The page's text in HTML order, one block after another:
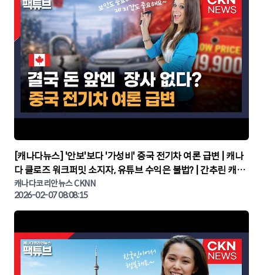
▶
[캐나다뉴스] '안보'보다 '가성비' 중국 전기차 여론 급변 | 캐나
다 클로즈 워크퍼밋 소지자, 유튜브 수익은 불법? | 간추린 캐나
다뉴스 | CKNNEWS, 캐나다코리안뉴스
캐나다코리안뉴스 CKNN
2026-02-07 08:08:15